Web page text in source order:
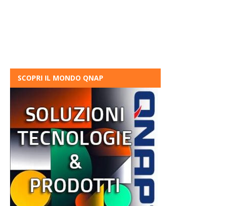
SCOPRI IL MONDO QNAP